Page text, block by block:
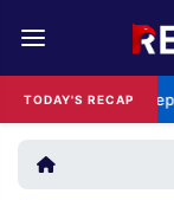
TODAY'S RECAP
Indeks Kepuasan
REDAKSI
RESOLUSI